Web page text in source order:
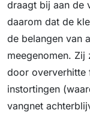
draagt bij aan de
daarom dat de
de belangen van
meegenomen.
door oververhitte
instortingen
vangnet